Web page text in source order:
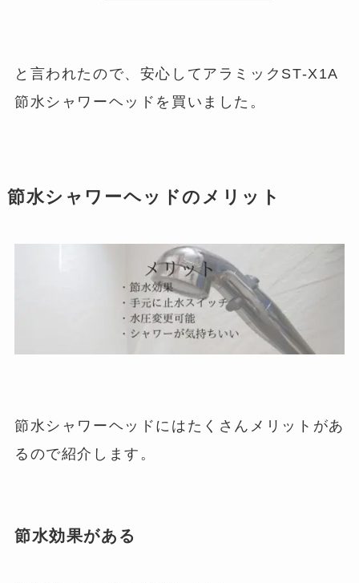
と言われたので、安心してアラミックST-X1A
節水シャワーヘッドを買いました。
節水シャワーヘッドのメリット
節水シャワーヘッドにはたくさんメリットがあ
るので紹介します。
節水効果がある